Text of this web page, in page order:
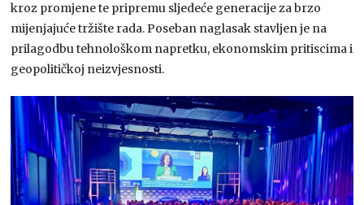
kroz promjene te pripremu sljedeće generacije za brzo
mijenjajuće tržište rada. Poseban naglasak stavljen je na
prilagodbu tehnološkom napretku, ekonomskim pritiscima i
geopolitičkoj neizvjesnosti.